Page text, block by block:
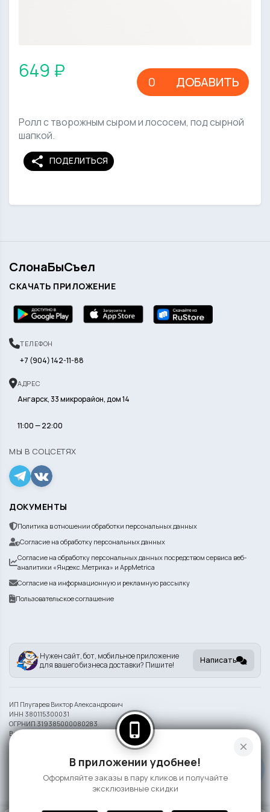
649 ₽
ДОБАВИТЬ
Ролл с творожным сыром и лососем, под сырной
шапкой.
share ПОДЕЛИТЬСЯ
СлонаБыСъел
СКАЧАТЬ ПРИЛОЖЕНИЕ
ТЕЛЕФОН
+7 (904) 142-11-88
АДРЕС
Ангарск, 33 микрорайон, дом 14
11:00 — 22:00
МЫ В СОЦСЕТЯХ
ДОКУМЕНТЫ
Политика в отношении обработки персональных данных
Согласие на обработку персональных данных
Согласие на обработку персональных данных посредством сервиса веб-
аналитики «Яндекс.Метрика» и AppMetrica
Согласие на информационную и рекламную рассылку
Пользовательское соглашение
Нужен сайт, бот, мобильное приложение
для вашего бизнеса доставки? Пишите!
Написать
ИП Плугарев Виктор Александрович
ИНН 380115300031
ОГРНИП 319385000080283
Внешний вид блюд может отличаться от представленного на фото.
Информация на сайте носит справочный характер и не является публичной
2026 СлонаБыСъел
close
phone_iphone
В приложении удобнее!
Оформляйте заказы в пару кликов и получайте
эксклюзивные скидки